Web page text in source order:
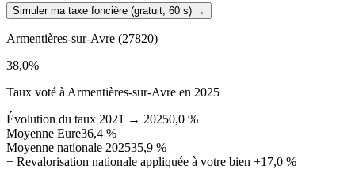
Simuler ma taxe foncière (gratuit, 60 s) →
Armentières-sur-Avre (27820)
38,0%
Taux voté à Armentières-sur-Avre en 2025
Évolution du taux 2021 → 20250,0 %
Moyenne Eure36,4 %
Moyenne nationale 202535,9 %
+ Revalorisation nationale appliquée à votre bien +17,0 %